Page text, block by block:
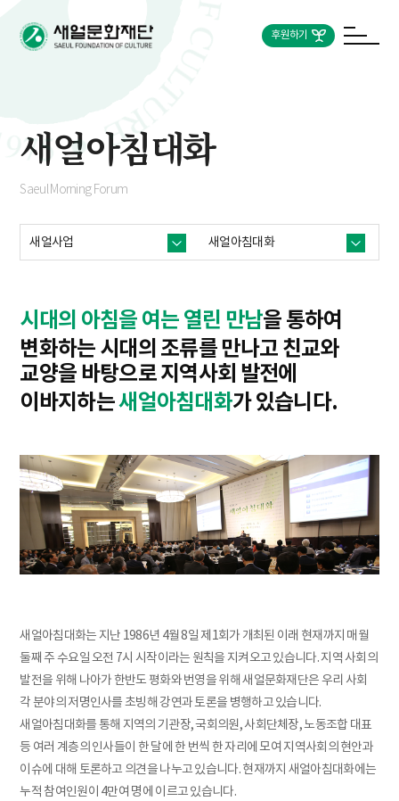
후원하기
새얼아침대화
Saeul Morning Forum
새얼사업 새얼아침대화
시대의 아침을 여는 열린 만남을 통하여
변화하는 시대의 조류를 만나고 친교와
교양을 바탕으로지역사회 발전에
이바지하는새얼아침대화가 있습니다.
새얼아침대화는 지난 1986년 4월 8일 제1회가 개최된 이래 현재까지 매월
둘째 주 수요일 오전 7시 시작이라는 원칙을 지켜오고 있습니다. 지역 사회의
발전을 위해 나아가 한반도 평화와 번영을 위해 새얼문화재단은 우리 사회
각 분야의 저명인사를 초빙해 강연과 토론을 병행하고 있습니다.
새얼아침대화를 통해 지역의 기관장, 국회의원, 사회단체장, 노동조합 대표
등 여러 계층의 인사들이 한 달에 한 번씩 한 자리에 모여 지역사회의 현안과
이슈에 대해 토론하고 의견을 나누고 있습니다. 현재까지 새얼아침대화에는
누적 참여인원이 4만여 명에 이르고 있습니다.